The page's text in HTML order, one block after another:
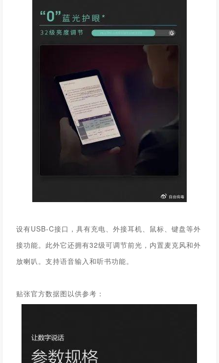
设有USB-C接口，具有充电、外接耳机、鼠标、键盘等外
接功能。 此外它还拥有32级可调节前光，内置麦克风和外
放喇叭。支持语音输入和听书功能。
贴张官方数据图以供参考：